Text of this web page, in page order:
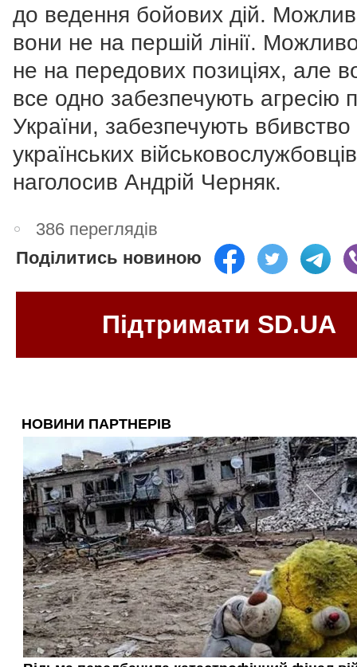
до ведення бойових дій.
вони не на першій лінії.
не на передових позиціях, але
все одно забезпечують агресію
України, забезпечують вбивство
українських
наголосив Андрій Черняк.
386 переглядів
Поділитись новиною
Підтримати SD.UA